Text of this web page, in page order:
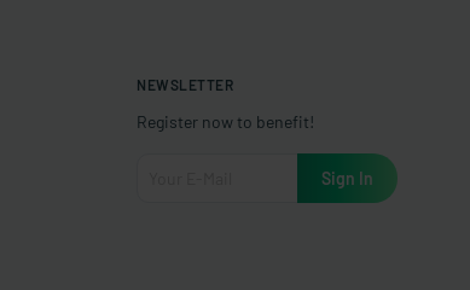
NEWSLETTER
Register now to benefit!